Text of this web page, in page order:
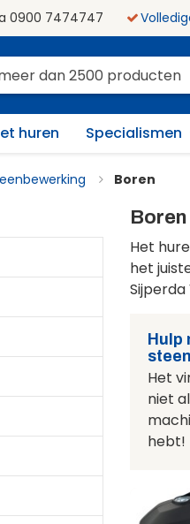
0900 7474747
huren Specialismen
Boren
Boren
Het
het
Hulp
Het
niet
hebt!